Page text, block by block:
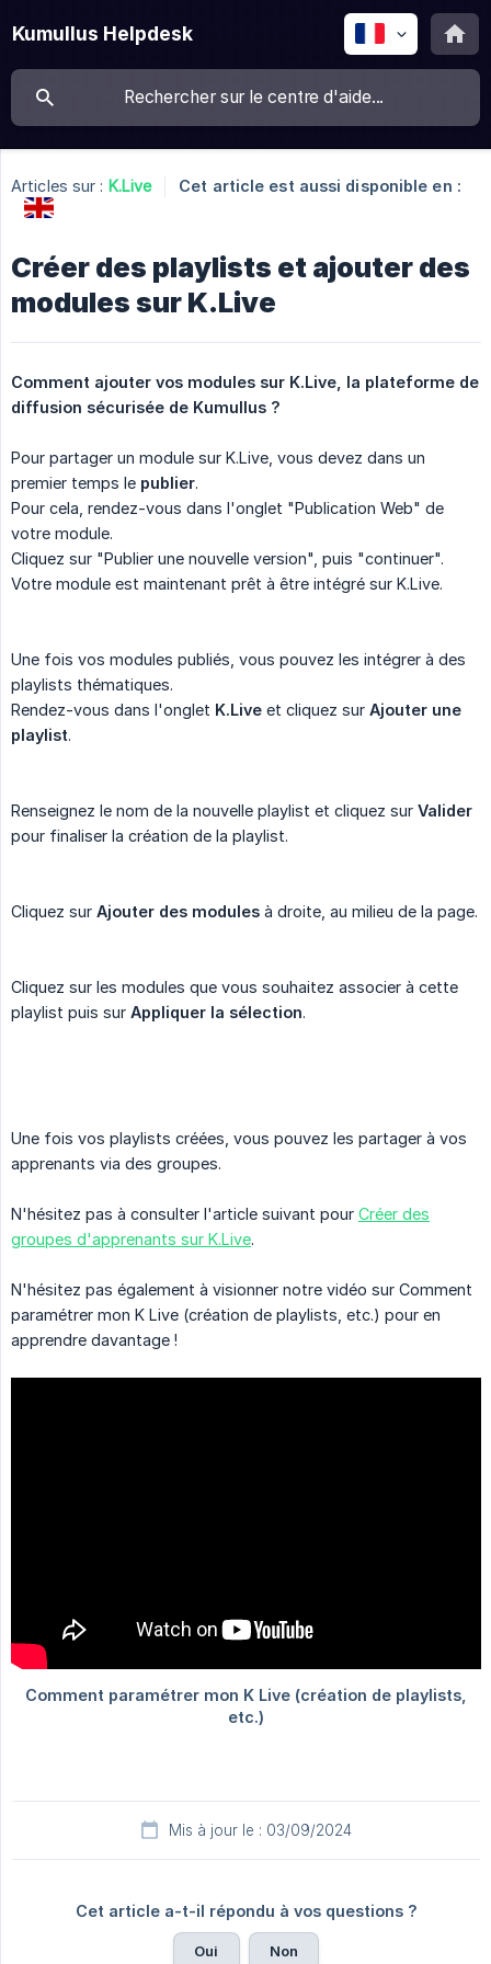
Kumullus Helpdesk
Articles sur : K.Live Cet article est aussi disponible en :
Créer des playlists et ajouter des
modules sur K.Live
Comment ajouter vos modules sur K.Live, la plateforme de
diffusion sécurisée de Kumullus ?
Pour partager un module sur K.Live, vous devez dans un
premier temps le publier.
Pour cela, rendez-vous dans l'onglet "Publication Web" de
votre module.
Cliquez sur "Publier une nouvelle version", puis "continuer".
Votre module est maintenant prêt à être intégré sur K.Live.
Une fois vos modules publiés, vous pouvez les intégrer à des
playlists thématiques.
Rendez-vous dans l'onglet K.Live et cliquez sur Ajouter une
playlist.
Renseignez le nom de la nouvelle playlist et cliquez sur Valider
pour finaliser la création de la playlist.
Cliquez sur Ajouter des modules à droite, au milieu de la page.
Cliquez sur les modules que vous souhaitez associer à cette
playlist puis sur Appliquer la sélection.
Une fois vos playlists créées, vous pouvez les partager à vos
apprenants via des groupes.
N'hésitez pas à consulter l'article suivant pour Créer des
groupes d'apprenants sur K.Live.
N'hésitez pas également à visionner notre vidéo sur Comment
paramétrer mon K Live (création de playlists, etc.) pour en
apprendre davantage !
Mis à jour le : 03/09/2024
Cet article a-t-il répondu à vos questions ?
Oui Non